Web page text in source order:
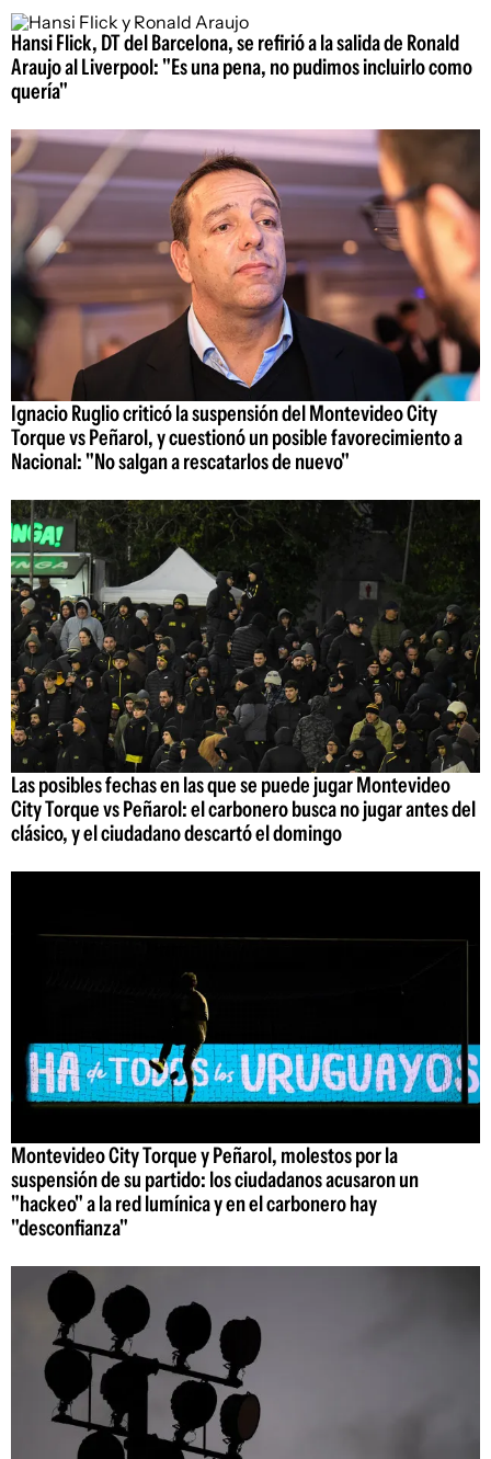
Hansi Flick, DT del Barcelona, se refirió a la salida de Ronald
Araujo al Liverpool: "Es una pena, no pudimos incluirlo como
quería"
Ignacio Ruglio criticó la suspensión del Montevideo City
Torque vs Peñarol, y cuestionó un posible favorecimiento a
Nacional: "No salgan a rescatarlos de nuevo"
Las posibles fechas en las que se puede jugar Montevideo
City Torque vs Peñarol: el carbonero busca no jugar antes del
clásico, y el ciudadano descartó el domingo
Montevideo City Torque y Peñarol, molestos por la
suspensión de su partido: los ciudadanos acusaron un
"hackeo" a la red lumínica y en el carbonero hay
"desconfianza"